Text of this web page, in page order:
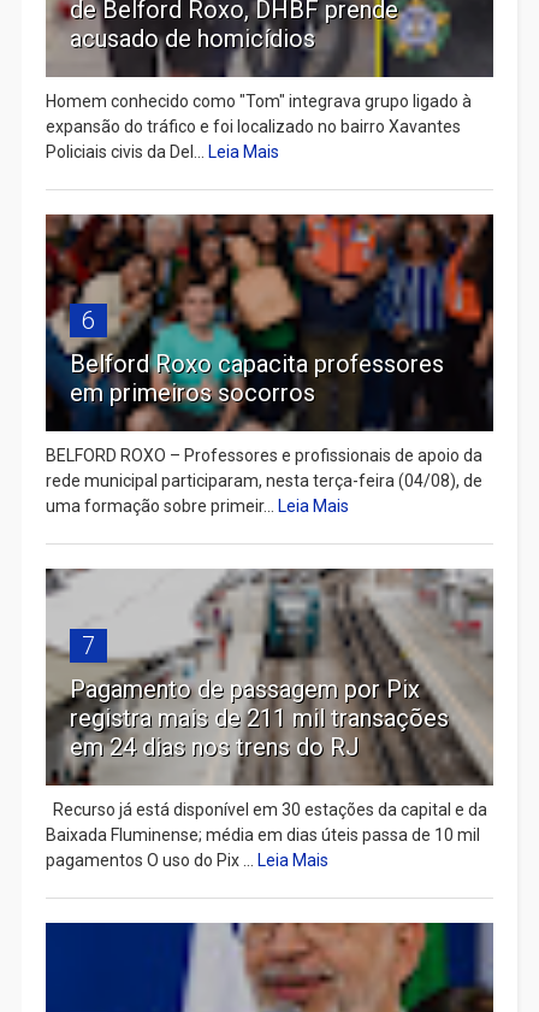
de Belford Roxo, DHBF prende
acusado de homicídios
Homem conhecido como "Tom" integrava grupo ligado à
expansão do tráfico e foi localizado no bairro Xavantes
Policiais civis da Del... Leia Mais
6
Belford Roxo capacita professores
em primeiros socorros
BELFORD ROXO – Professores e profissionais de apoio da
rede municipal participaram, nesta terça-feira (04/08), de
uma formação sobre primeir... Leia Mais
7
Pagamento de passagem por Pix
registra mais de 211 mil transações
em 24 dias nos trens do RJ
Recurso já está disponível em 30 estações da capital e da
Baixada Fluminense; média em dias úteis passa de 10 mil
pagamentos O uso do Pix ... Leia Mais